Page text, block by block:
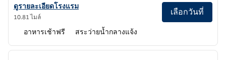
ดูรายละเอียดโรงแรม Hampton Inn Jacksonville-Downtown-I-95
ดูรายละเอียดโรงแรม
10.81 ไมล์
เลือกวันที่
อาหารเช้าฟรี สระว่ายน้ำกลางแจ้ง
1 จาก 12
ภาพถั